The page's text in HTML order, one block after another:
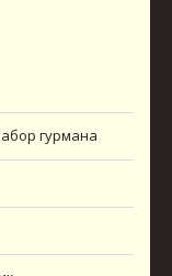
гурмана